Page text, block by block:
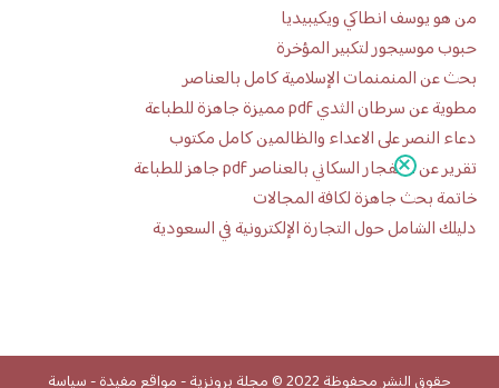
من هو يوسف انطاكي ويكيبيديا
حبوب موسيجور لتكبير المؤخرة
بحث عن المنمنمات الإسلامية كامل بالعناصر
مطوية عن سرطان الثدي pdf مميزة جاهزة للطباعة
دعاء النصر على الاعداء والظالمين كامل مكتوب
تقرير عن الانفجار السكاني بالعناصر pdf جاهز للطباعة
خاتمة بحث جاهزة لكافة المجالات
دليلك الشامل حول التجارة الإلكترونية في السعودية